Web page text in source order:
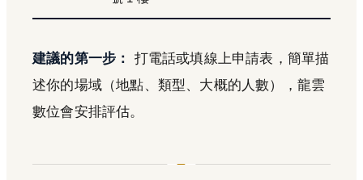
建議的第一步：
打電話或填線上申請表，簡單描
述你的場域（地點、類型、大概的人數），龍雲
數位會安排評估。